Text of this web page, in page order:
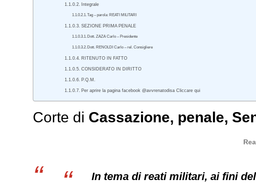
Integrale
Tag – parola: REATI MILITARI
SEZIONE PRIMA PENALE
Dott. ZAZA Carlo – Presidente
Dott. RENOLDI Carlo – rel. Consigliere
RITENUTO IN FATTO
CONSIDERATO IN DIRITTO
P.Q.M.
Per aprire la pagina facebook @avvrenatodisa Cliccare qui
Corte di Cassazione, penale,
In tema di reati militari, ai fini